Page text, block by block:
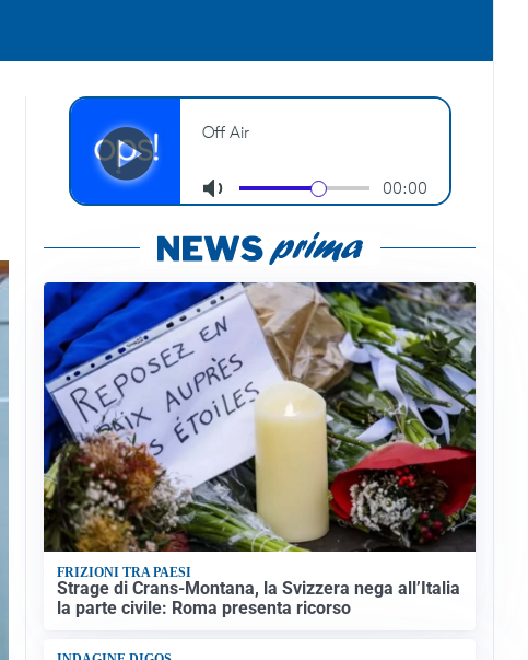
FRIZIONI TRA PAESI
Strage di Crans-Montana, la Svizzera nega all’Italia
la parte civile: Roma presenta ricorso